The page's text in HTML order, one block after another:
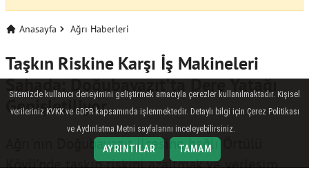
Anasayfa Ağrı Haberleri
Taşkın Riskine Karşı İş Makineleri
Sahada: Doğubayazıt'ta Dere Yatağı
Genişletiliyor
Ağrı'nın Doğubayazıt ilçesine bağlı Örtülü
Köyü'nde taşkın riskini azaltmak ve yerleşim
Sitemizde kullanıcı deneyimini geliştirmek amacıyla çerezler kullanılmaktadır. Kişisel
verileriniz KVKK ve GDPR kapsamında işlenmektedir. Detaylı bilgi için Çerez Politikası
ve Aydınlatma Metni sayfalarını inceleyebilirsiniz.
AYRINTILAR TAMAM